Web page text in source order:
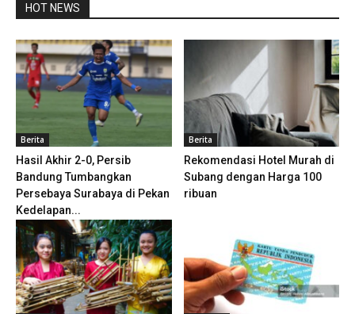
HOT NEWS
Berita
Hasil Akhir 2-0, Persib
Bandung Tumbangkan
Persebaya Surabaya di Pekan
Kedelapan...
Berita
Rekomendasi Hotel Murah di
Subang dengan Harga 100
ribuan